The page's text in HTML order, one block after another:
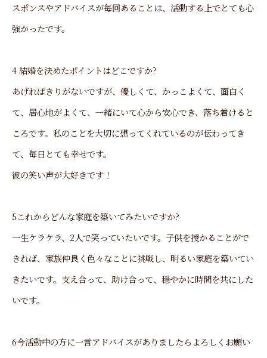
スポンスやアドバイスが毎回あることは、活動する上でとても心
強かったです。
4 結婚を決めたポイントはどこですか?
あげればきりがないですが、優しくて、かっこよくて、面白く
て、居心地がよくて、一緒にいて心から安心でき、落ち着けると
ころです。私のことを大切に想ってくれているのが伝わってき
て、毎日とても幸せです。
彼の笑い声が大好きです！
5これからどんな家庭を築いてみたいですか?
一生ケラケラ、2人で笑っていたいです。子供を授かることがで
きれば、家族仲良く色々なことに挑戦し、明るい家庭を築いてい
きたいです。支え合って、助け合って、穏やかに時間を共にした
いです。
6今活動中の方に一言アドバイスがありましたらよろしくお願い